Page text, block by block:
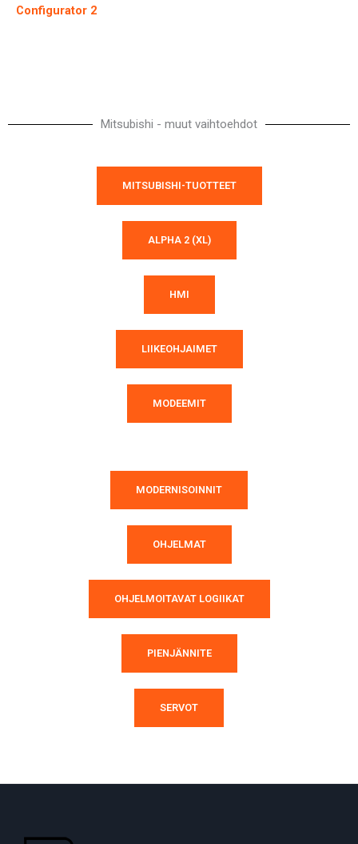
Configurator 2
Mitsubishi - muut vaihtoehdot
MITSUBISHI-TUOTTEET
ALPHA 2 (XL)
HMI
LIIKEOHJAIMET
MODEEMIT
MODERNISOINNIT
OHJELMAT
OHJELMOITAVAT LOGIIKAT
PIENJÄNNITE
SERVOT